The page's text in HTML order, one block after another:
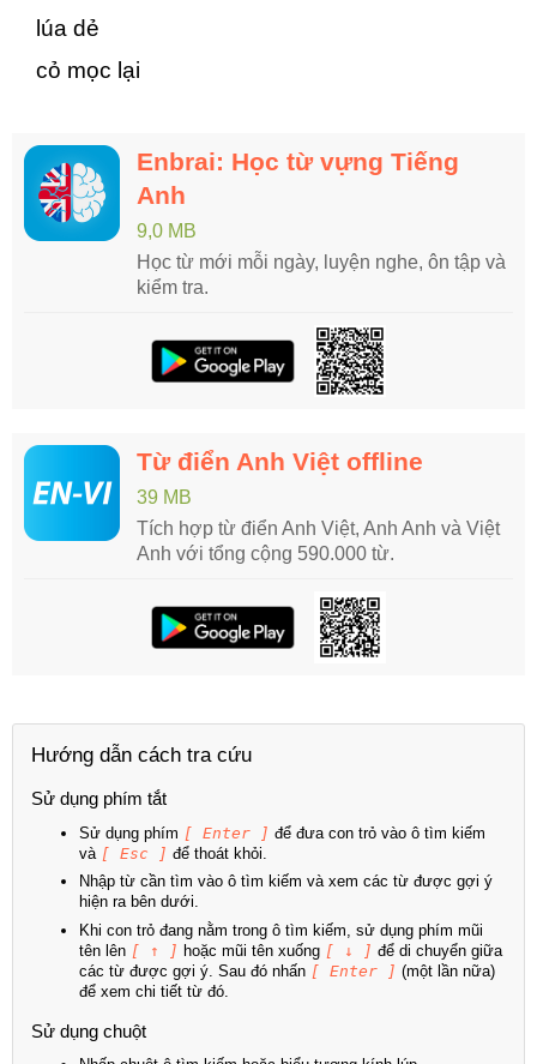
lúa dẻ
cỏ mọc lại
Enbrai: Học từ vựng Tiếng
Anh
9,0 MB
Học từ mới mỗi ngày, luyện nghe, ôn tập và
kiểm tra.
Từ điển Anh Việt offline
39 MB
Tích hợp từ điển Anh Việt, Anh Anh và Việt
Anh với tổng cộng 590.000 từ.
Hướng dẫn cách tra cứu
Sử dụng phím tắt
Sử dụng phím [ Enter ] để đưa con trỏ vào ô tìm kiếm
và [ Esc ] để thoát khỏi.
Nhập từ cần tìm vào ô tìm kiếm và xem các từ được gợi ý
hiện ra bên dưới.
Khi con trỏ đang nằm trong ô tìm kiếm, sử dụng phím mũi
tên lên [ ↑ ] hoặc mũi tên xuống [ ↓ ] để di chuyển giữa
các từ được gợi ý. Sau đó nhấn [ Enter ] (một lần nữa)
để xem chi tiết từ đó.
Sử dụng chuột